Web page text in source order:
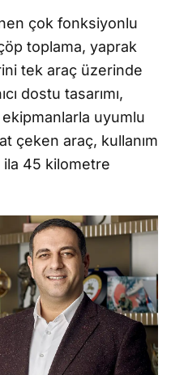
çok fonksiyonlu
toplama, yaprak
tek araç üzerinde
dostu tasarımı,
ekipmanlarla uyumlu
çeken araç, kullanım
ila 45 kilometre